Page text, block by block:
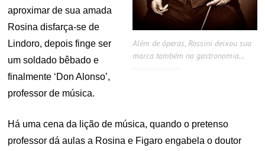
Além de óperas, Rossini deixou sua
marca também na gastronomia…
aproximar de sua amada
Rosina disfarça-se de
Lindoro, depois finge ser
um soldado bêbado e
finalmente ‘Don Alonso’,
professor de música.
Há uma cena da lição de música, quando o pretenso
professor dá aulas a Rosina e Figaro engabela o doutor